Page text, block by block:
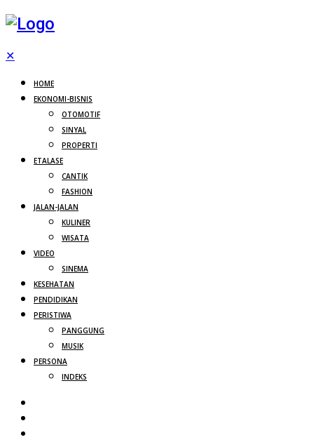
✕
HOME
EKONOMI-BISNIS
OTOMOTIF
SINYAL
PROPERTI
ETALASE
CANTIK
FASHION
JALAN-JALAN
KULINER
WISATA
VIDEO
SINEMA
KESEHATAN
PENDIDIKAN
PERISTIWA
PANGGUNG
MUSIK
PERSONA
INDEKS